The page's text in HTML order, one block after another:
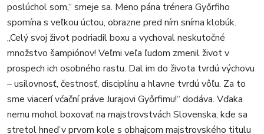
poslúchol som,“ smeje sa. Meno pána trénera Győrfiho
spomína s veľkou úctou, obrazne pred ním sníma klobúk.
„Celý svoj život podriadil boxu a vychoval neskutočné
množstvo šampiónov! Veľmi veľa ľudom zmenil život v
prospech ich osobného rastu. Dal im do života tvrdú výchovu
– usilovnosť, čestnosť, disciplínu a hlavne tvrdú vôľu. Za to
sme viacerí vćační práve Jurajovi Győrfimu!“ dodáva. Vďaka
nemu mohol boxovať na majstrovstvách Slovenska, kde sa
stretol hneď v prvom kole s obhajcom majstrovského titulu